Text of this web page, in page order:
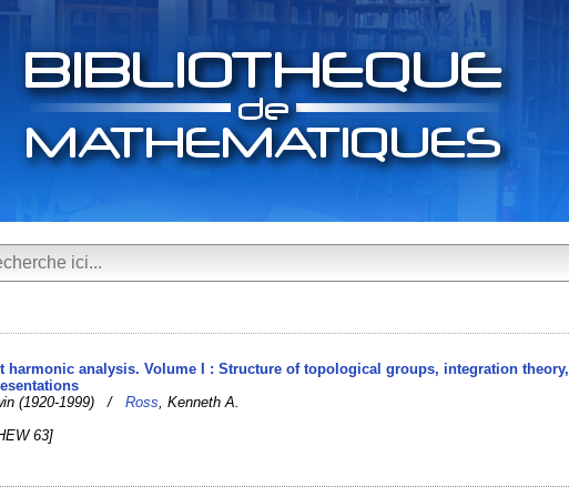
harmonic analysis. Volume I : Structure of topological groups, integration theory,
(1920-1999) /Ross , Kenneth A.
63]